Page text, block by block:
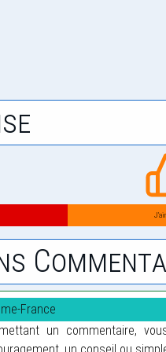
France
un commentaire,
un conseil ou